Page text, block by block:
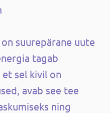
on suurepärane uute
tagab
et sel kivil on
avab see tee
ning